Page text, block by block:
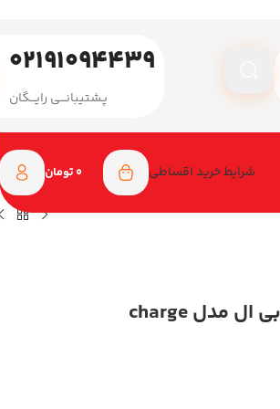
۰۲۱۹۱۰۹۴۴۳۹
پـشتیبانـــی رایـــگان
شرایط خرید اقساطی 0 تومان
اسپیکر بلوتوثی قابل حمل جی بی ال مدل charge